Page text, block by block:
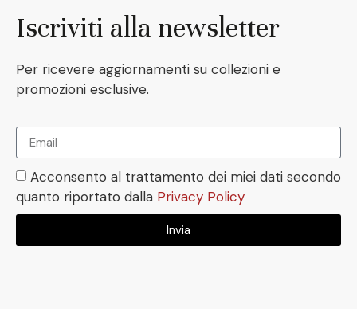
Iscriviti alla newsletter
Per ricevere aggiornamenti su collezioni e
promozioni esclusive.
Acconsento al trattamento dei miei dati secondo
quanto riportato dalla Privacy Policy
Invia